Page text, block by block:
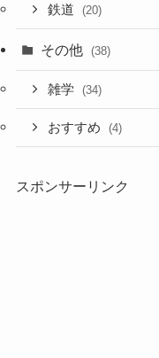
鉄道 (20)
その他 (38)
雑学 (34)
おすすめ (4)
スポンサーリンク